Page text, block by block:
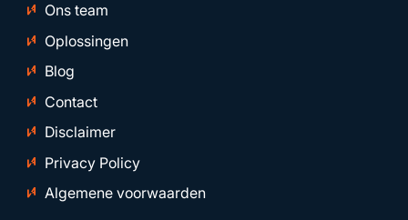
Ons team
Oplossingen
Blog
Contact
Disclaimer
Privacy Policy
Algemene voorwaarden